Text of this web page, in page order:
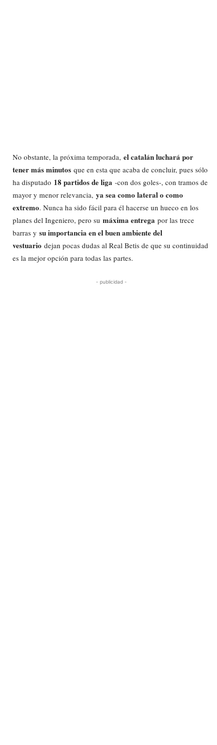
No obstante, la próxima temporada, el catalán luchará por
tener más minutos que en esta que acaba de concluir, pues sólo
ha disputado 18 partidos de liga -con dos goles-, con tramos de
mayor y menor relevancia, ya sea como lateral o como
extremo. Nunca ha sido fácil para él hacerse un hueco en los
planes del Ingeniero, pero su máxima entrega por las trece
barras y su importancia en el buen ambiente del
vestuario dejan pocas dudas al Real Betis de que su continuidad
es la mejor opción para todas las partes.
- publicidad -